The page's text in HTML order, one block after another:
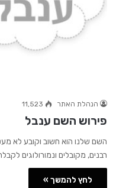
הנהלת האתר 11,523
פירוש השם ענבל
השם שלנו הוא חשוב וקובע לא
רבנים, מקובלים ונמורולוגים
לחץ להמשך »